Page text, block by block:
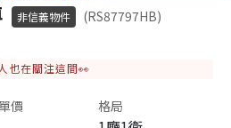
非信義物件
(RS87797HB)
人也在關注這間👀
價 格局